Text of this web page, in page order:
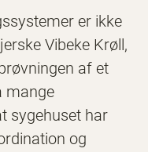
er ikke
Vibeke Krøll,
af et
mange
sygehuset har
og